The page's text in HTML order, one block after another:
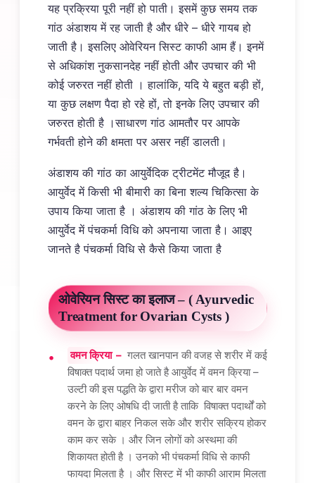
यह प्रक्रिया पूरी नहीं हो पाती। इसमें कुछ समय तक
गांठ अंडाशय में रह जाती है और धीरे – धीरे गायब हो
जाती है। इसलिए ओवेरियन सिस्ट काफी आम हैं। इनमें
से अधिकांश नुकसानदेह नहीं होती और उपचार की भी
कोई जरुरत नहीं होती । हालांकि, यदि ये बहुत बड़ी हों,
या कुछ लक्षण पैदा हो रहे हों, तो इनके लिए उपचार की
जरुरत होती है ।साधारण गांठ आमतौर पर आपके
गर्भवती होने की क्षमता पर असर नहीं डालती।
अंडाशय की गांठ का आयुर्वेदिक ट्रीटमेंट मौजूद है।
आयुर्वेद में किसी भी बीमारी का बिना शल्य चिकित्सा के
उपाय किया जाता है । अंडाशय की गांठ के लिए भी
आयुर्वेद में पंचकर्मा विधि को अपनाया जाता है। आइए
जानते है पंचकर्मा विधि से कैसे किया जाता है
ओवेरियन सिस्ट का इलाज – ( Ayurvedic
Treatment for Ovarian Cysts )
वमन क्रिया – गलत खानपान की वजह से शरीर में कई
विषाक्त पदार्थ जमा हो जाते है आयुर्वेद में वमन क्रिया –
उल्टी की इस पद्धति के द्वारा मरीज को बार बार वमन
करने के लिए ओषधि दी जाती है ताकि विषाक्त पदार्थों को
वमन के द्वारा बाहर निकल सके और शरीर सक्रिय होकर
काम कर सके । और जिन लोगों को अस्थमा की
शिकायत होती है । उनको भी पंचकर्मा विधि से काफी
फायदा मिलता है । और सिस्ट में भी काफी आराम मिलता